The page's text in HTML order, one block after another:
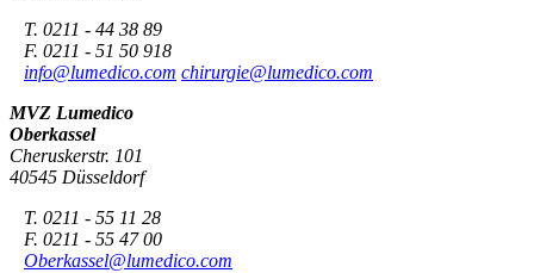
T. 0211 - 44 38 89
F. 0211 - 51 50 918
info@lumedico.com chirurgie@lumedico.com
MVZ Lumedico
Oberkassel
Cheruskerstr. 101
40545 Düsseldorf
T. 0211 - 55 11 28
F. 0211 - 55 47 00
Oberkassel@lumedico.com